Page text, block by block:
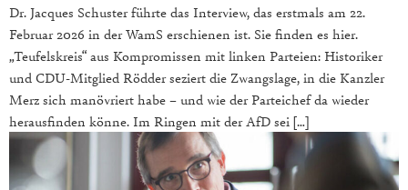
Dr. Jacques Schuster führte das Interview, das erstmals am 22.
Februar 2026 in der WamS erschienen ist. Sie finden es hier.
„Teufelskreis“ aus Kompromissen mit linken Parteien: Historiker
und CDU-Mitglied Rödder seziert die Zwangslage, in die Kanzler
Merz sich manövriert habe – und wie der Parteichef da wieder
herausfinden könne. Im Ringen mit der AfD sei […]